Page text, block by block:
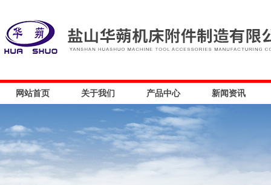
网站首页 关于我们 产品中心 新闻资讯